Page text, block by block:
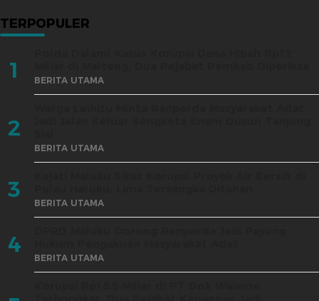
TERPOPULER
1 BERITA UTAMA
2
BERITA UTAMA
3 BERITA UTAMA
4 BERITA UTAMA